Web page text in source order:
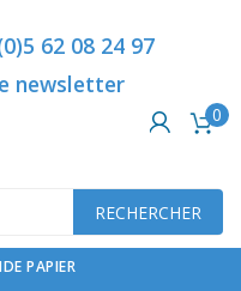
Créer une liste
des produits à votre
Annuler
62 08 24 97
newsletter
0
RECHERCHER
PAPIER